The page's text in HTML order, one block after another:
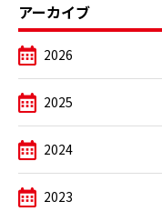
アーカイブ
2026
2025
2024
2023